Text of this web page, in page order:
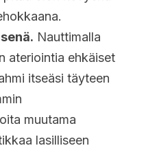
Nauttimalla
ateriointia ehkäiset
itseäsi täyteen
muutama
lasilliseen